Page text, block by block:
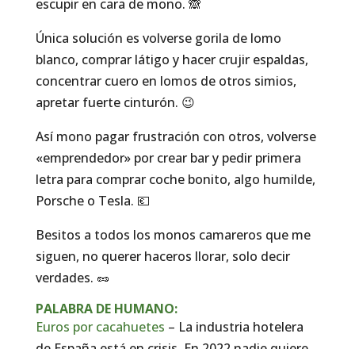
escupir en cara de mono. 🙈
Única solución es volverse gorila de lomo
blanco, comprar látigo y hacer crujir espaldas,
concentrar cuero en lomos de otros simios,
apretar fuerte cinturón. 😉
Así mono pagar frustración con otros, volverse
«emprendedor» por crear bar y pedir primera
letra para comprar coche bonito, algo humilde,
Porsche o Tesla. 💶
Besitos a todos los monos camareros que me
siguen, no querer haceros llorar, solo decir
verdades. 🥜
PALABRA DE HUMANO:
Euros por cacahuetes – La industria hotelera